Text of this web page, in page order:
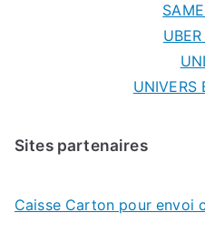
UNIVERS
Sites partenaires
Caisse Carton pour envoi